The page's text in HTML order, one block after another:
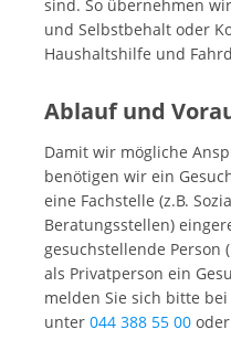
sind. So übernehmen
und Selbstbehalt oder
Haushaltshilfe und
Ablauf und
Damit wir mögliche
benötigen wir ein
eine Fachstelle (z.B.
Beratungsstellen)
gesuchstellende Person
als Privatperson ein
melden Sie sich bitte
unter 044 388 55 00 oder